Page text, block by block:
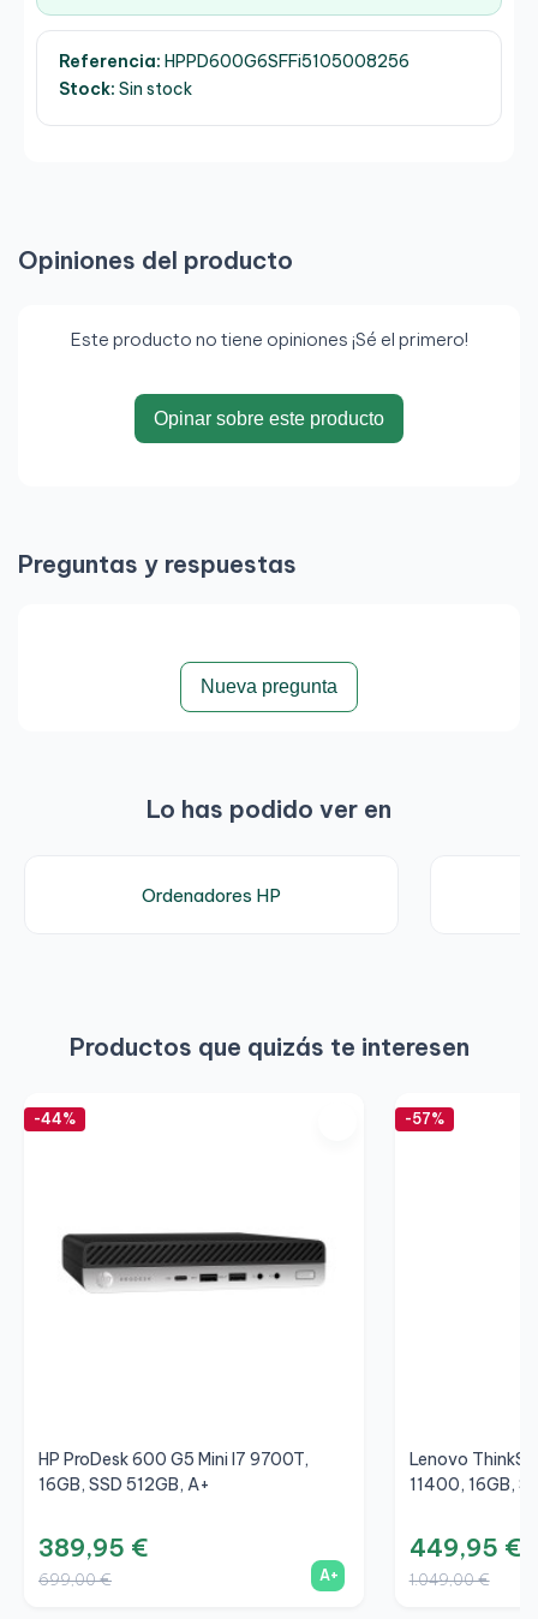
Referencia: HPPD600G6SFFi5105008256
Stock: Sin stock
Opiniones del producto
Este producto no tiene opiniones ¡Sé el primero!
Opinar sobre este producto
Preguntas y respuestas
Nueva pregunta
Lo has podido ver en
Ordenadores HP
Productos que quizás te interesen
-44%
HP ProDesk 600 G5 Mini I7 9700T,
16GB, SSD 512GB, A+
389,95 €
699,00 € A+
-57%
Lenovo
11400, 16GB,
449,95 €
1.049,00 €